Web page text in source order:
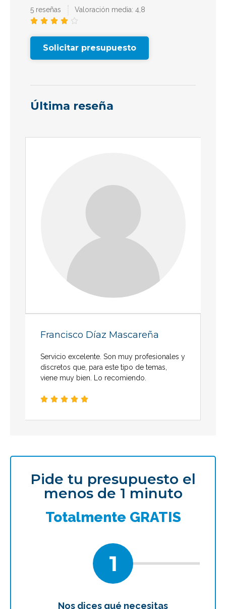
5 reseñas Valoración media: 4,8
    
Solicitar presupuesto
Última reseña
Francisco Díaz Mascareña
Servicio excelente. Son muy profesionales y
discretos que, para este tipo de temas,
viene muy bien. Lo recomiendo.
    
Pide tu presupuesto el
menos de 1 minuto
Totalmente GRATIS
1
Nos dices qué necesitas